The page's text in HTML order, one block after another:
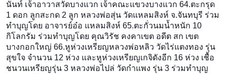
นันท์ เจ้าอาวาสวัดบางแวก เจ้าคณะแขวงบางแวก 64.ตะกรุด
1 ดอก ลูกสะกด 2 ลูก หลวงพ่อสุ่น วัดแหลมสิงห์ จ.จันทบุรี ร่วม
ทำบุญโดย อาจารย์อ๋อ แหลมสิงห์ 65.ตะกั่วนมน้ำหนัก 10
กิโลกรัม ร่วมทำบุญโดย คุณวิรัช คงคาเขต อดีต สก เขต
บางกอกใหญ่ 66.หูห่วงเหรียญหลวงพ่อหลิว วัดไร่แตงทอง รุ่น
สุขใจ จำนวน 12 ห่วง และหูห่วงเหรียญเกจิดังอีก 16 ห่วง เชื้อ
ชนวนเหรียญรุ่น 3 หลวงพ่อไปล่ วัดกำแพง รุ่น 3 ร่วมทำบุญ